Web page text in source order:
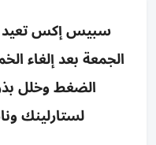
سبيس إكس تعيد
الجمعة بعد إلغاء
الضغط وخلل
لستارلينك